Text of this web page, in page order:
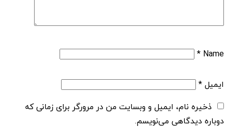
Name
*
ایمیل*
ذخیره نام، ایمیل و وبسایت من در مرورگر برای زمانی که
دوباره دیدگاهی می‌نویسم.